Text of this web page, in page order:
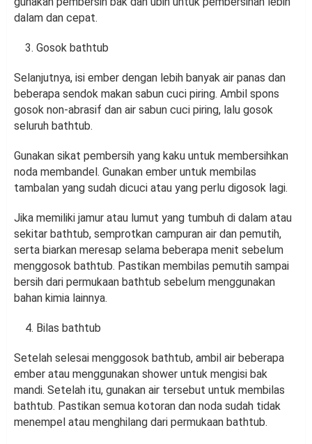
dalam dan cepat.
Gosok bathtub
Selanjutnya, isi ember dengan lebih banyak air panas dan
beberapa sendok makan sabun cuci piring. Ambil spons
gosok non-abrasif dan air sabun cuci piring, lalu gosok
seluruh bathtub.
Gunakan sikat pembersih yang kaku untuk membersihkan
noda membandel. Gunakan ember untuk membilas
tambalan yang sudah dicuci atau yang perlu digosok lagi.
Jika memiliki jamur atau lumut yang tumbuh di dalam atau
sekitar bathtub, semprotkan campuran air dan pemutih,
serta biarkan meresap selama beberapa menit sebelum
menggosok bathtub. Pastikan membilas pemutih sampai
bersih dari permukaan bathtub sebelum menggunakan
bahan kimia lainnya.
Bilas bathtub
Setelah selesai menggosok bathtub, ambil air beberapa
ember atau menggunakan shower untuk mengisi bak
mandi. Setelah itu, gunakan air tersebut untuk membilas
bathtub. Pastikan semua kotoran dan noda sudah tidak
menempel atau menghilang dari permukaan bathtub.